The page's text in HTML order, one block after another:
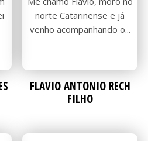
norte Catarinense e já
venho acompanhando o...
FLAVIO ANTONIO RECH
FILHO